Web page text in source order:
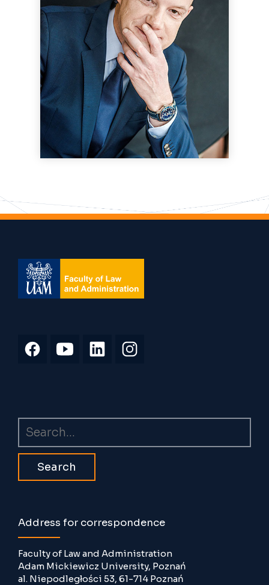
Search
Address for correspondence
Faculty of Law and Administration
Adam Mickiewicz University, Poznań
al. Niepodległości 53, 61-714 Poznań